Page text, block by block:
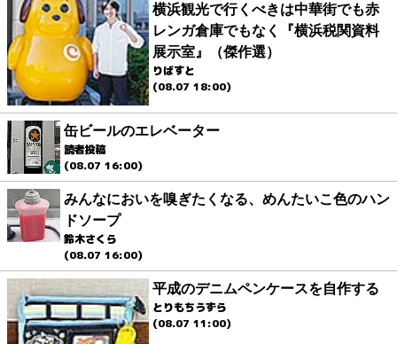
横浜観光で行くべきは中華街でも赤
レンガ倉庫でもなく『横浜税関資料
展示室』（傑作選）
りばすと
(08.07 18:00)
缶ビールのエレベーター
読者投稿
(08.07 16:00)
みんなにおいを嗅ぎたくなる、めんたいこ色のハン
ドソープ
鈴木さくら
(08.07 16:00)
平成のデニムペンケースを自作する
とりもちうずら
(08.07 11:00)